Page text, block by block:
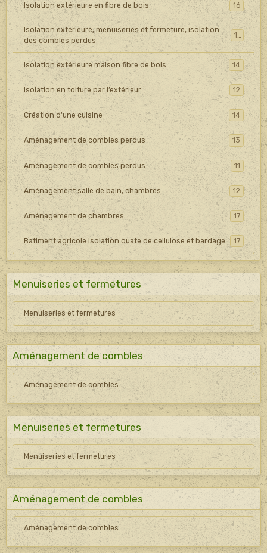
Isolation extérieure en fibre de bois 16
Isolation extérieure, menuiseries et fermeture, isolation
des combles perdus
15
Isolation extérieure maison fibre de bois 14
Isolation en toiture par l’extérieur 12
Création d'une cuisine 14
Aménagement de combles perdus 13
Aménagement de combles perdus 11
Aménagement salle de bain, chambres 12
Aménagement de chambres 17
Batiment agricole isolation ouate de cellulose et bardage 17
Menuiseries et fermetures
Menuiseries et fermetures
Aménagement de combles
Aménagement de combles
Menuiseries et fermetures
Menuiseries et fermetures
Aménagement de combles
Aménagement de combles